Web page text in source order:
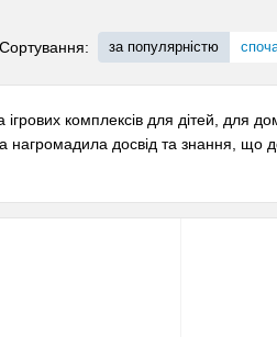
Сортування: за популярністю
комплексів для дітей, для
нагромадила досвід та знання, що